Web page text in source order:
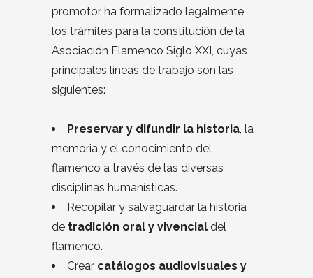
promotor ha formalizado legalmente
los trámites para la constitución de la
Asociación Flamenco Siglo XXI, cuyas
principales líneas de trabajo son las
siguientes:
Preservar y difundir la historia, la
memoria y el conocimiento del
flamenco a través de las diversas
disciplinas humanísticas.
Recopilar y salvaguardar la historia
de tradición oral y vivencial del
flamenco.
Crear catálogos audiovisuales y